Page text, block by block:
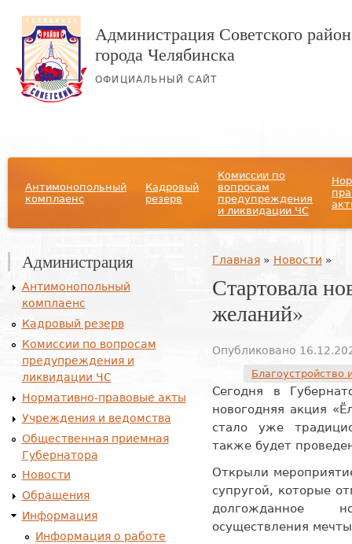
Администрация Советского
города Челябинска
ОФИЦИАЛЬНЫЙ САЙТ
Антимонопольный
комплаенс
Кадровый
резерв
Комиссии по
вопросам
предупреждения
и ликвидации ЧС
Вы здесь
Главная » Новости »
Стартовала
желаний»
Опубликовано
Сегодня в
новогодняя акция
стало уже
также будет
Открыли
супругой, которые
долгожданное
осуществления
Администрация
Антимонопольный
комплаенс
Кадровый резерв
Комиссии по вопросам
предупреждения и
ликвидации ЧС
Нормативно-правовые акты
Учреждения и ведомства
Общественная приемная
Губернатора
Новости
Обращения
Информация
Информация о работе